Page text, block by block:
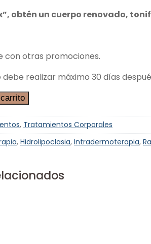
obtén un cuerpo renovado,
con otras promociones.
realizar máximo 30 días
, Tratamientos Corporales
, Hidrolipoclasia, Intradermoterapia,